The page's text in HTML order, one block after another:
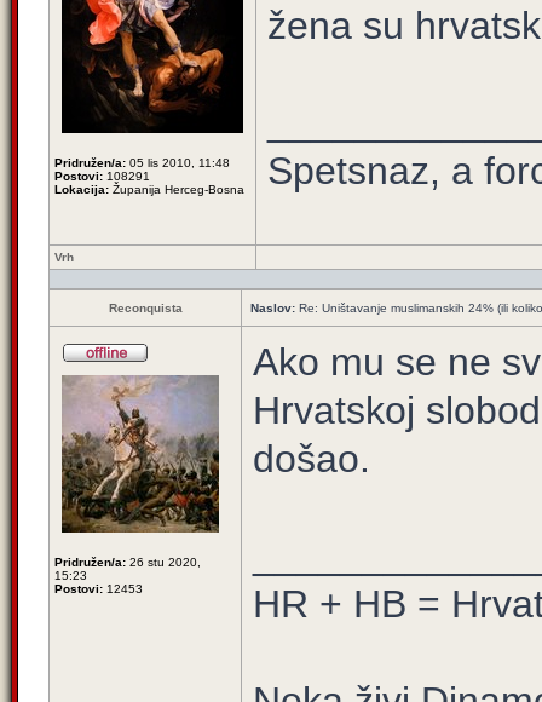
Pridružen/a: 05 lis 2010, 11:48
Postovi: 108291
Lokacija: Županija Herceg-Bosna
žena su
Spetsnaz, a
Vrh
Reconquista Naslov: Re: Uništavanje muslimanskih 24% (ili
Pridružen/a: 26 stu 2020,
15:23
Postovi: 12453
Ako mu se ne
Hrvatskoj
došao.
HR + HB =